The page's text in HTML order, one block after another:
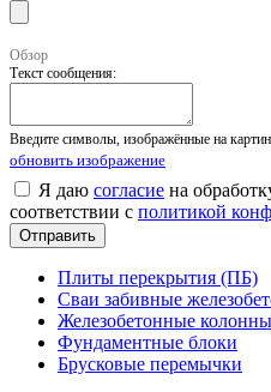
Обзор
Текст сообщения:
Введите символы, изображённые на
обновить изображение
Я даю согласие на
соответствии с политикой
Плиты перекрытия (ПБ)
Сваи забивные
Железобетонные колонны
Фундаментные блоки
Брусковые перемычки